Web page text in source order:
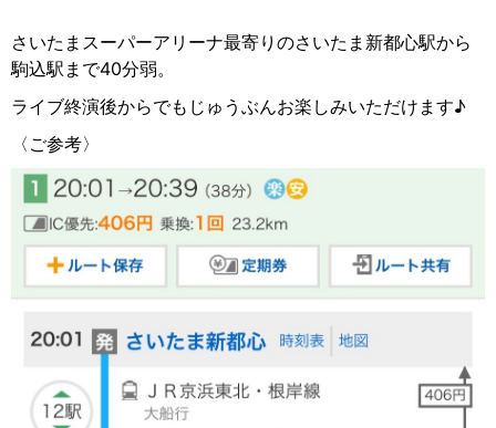
さいたまスーパーアリーナ最寄りのさいたま新都心駅から
駒込駅まで40分弱。
ライブ終演後からでもじゅうぶんお楽しみいただけます♪
〈ご参考〉